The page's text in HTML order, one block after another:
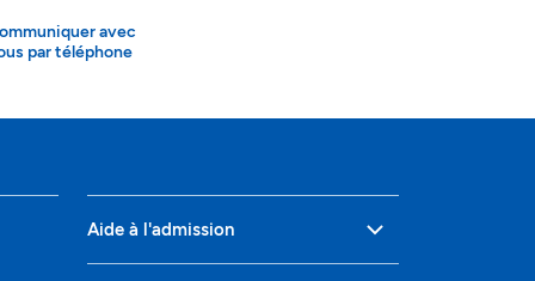
avec
par téléphone
Aide à l'admission